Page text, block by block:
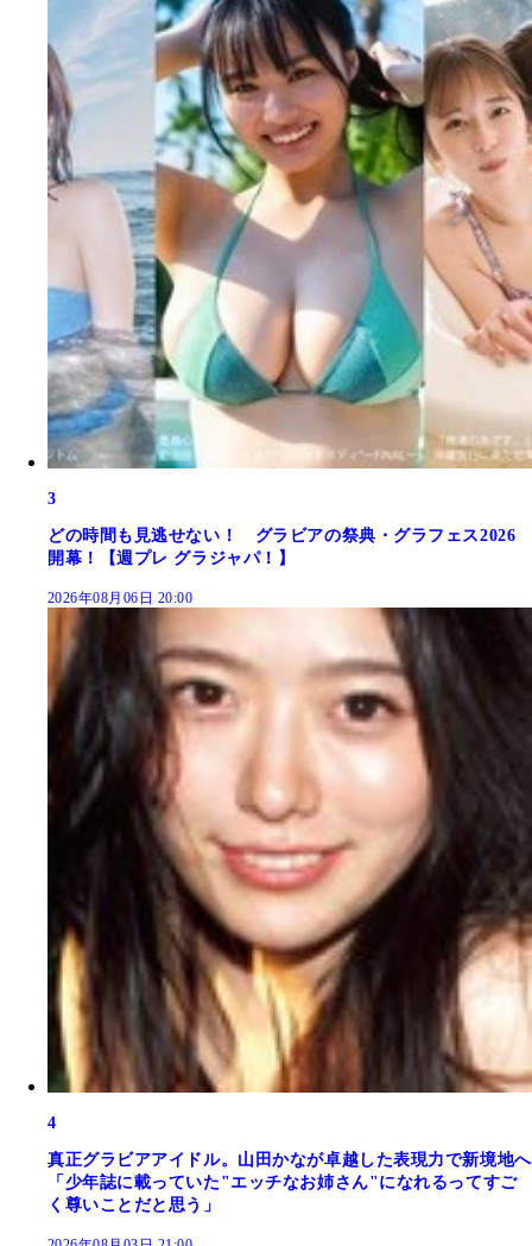
3
どの時間も見逃せない！ グラビアの祭典・グラフェス2026
開幕！【週プレ グラジャパ！】
2026年08月06日 20:00
4
真正グラビアアイドル。山田かなが卓越した表現力で新境地へ
「少年誌に載っていた"エッチなお姉さん"になれるってすご
く尊いことだと思う」